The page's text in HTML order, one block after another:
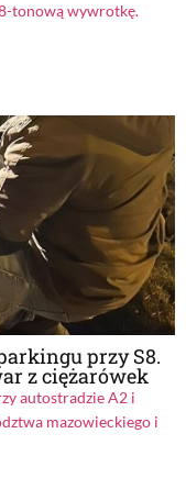
tonową wywrotkę.
przy S8.
z ciężarówek
autostradzie A2 i
mazowieckiego i